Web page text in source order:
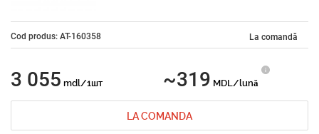
Cod produs: AT-160358 La comandă
3 055 mdl/1шт ~319 MDL/lună
LA COMANDA